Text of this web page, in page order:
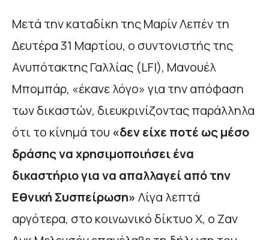
Μετά την καταδίκη της Μαρίν Λεπέν τη
Δευτέρα 31 Μαρτίου, ο συντονιστής της
Ανυπότακτης Γαλλίας (LFI), Μανουέλ
Μπομπάρ, «έκανε λόγο» για την απόφαση
των δικαστών, διευκρινίζοντας παράλληλα
ότι το κίνημά του «δεν είχε ποτέ ως μέσο
δράσης να χρησιμοποιήσει ένα
δικαστήριο για να απαλλαγεί από την
Εθνική Συσπείρωση» Λίγα λεπτά
αργότερα, στο κοινωνικό δίκτυο X, ο Ζαν